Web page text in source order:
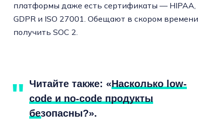
платформы даже есть сертификаты — HIPAA,
GDPR и ISO 27001. Обещают в скором времени
получить SOC 2.
Читайте также: «Насколько low-
code и no-code продукты
безопасны?».